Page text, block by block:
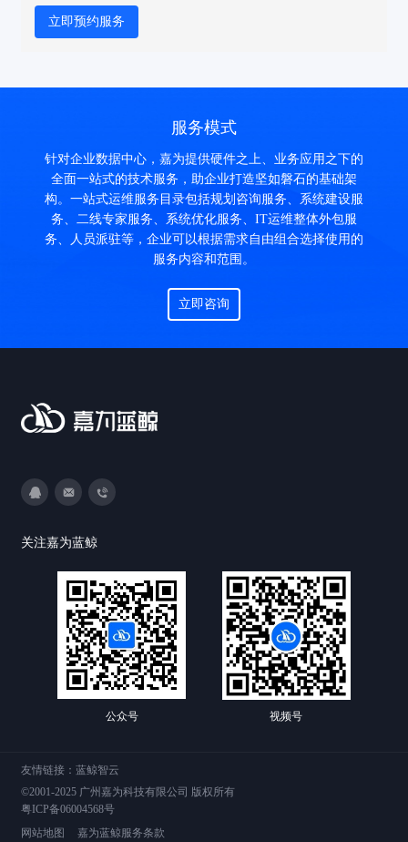
立即预约服务
服务模式
针对企业数据中心，嘉为提供硬件之上、业务应用之下的
全面一站式的技术服务，助企业打造坚如磐石的基础架
构。一站式运维服务目录包括规划咨询服务、系统建设服
务、二线专家服务、系统优化服务、IT运维整体外包服
务、人员派驻等，企业可以根据需求自由组合选择使用的
服务内容和范围。
立即咨询
关注嘉为蓝鲸
公众号 视频号
友情链接：蓝鲸智云
©2001-2025 广州嘉为科技有限公司 版权所有
粤ICP备06004568号
网站地图
嘉为蓝鲸服务条款